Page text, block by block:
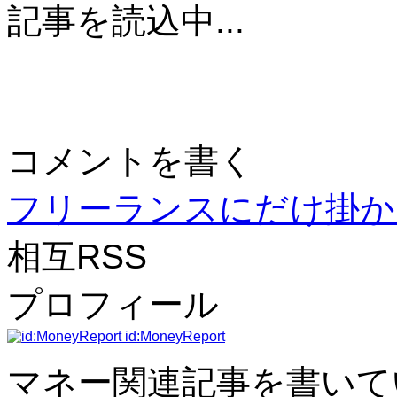
記事を読込中...
コメントを書く
フリーランスにだけ掛
相互RSS
プロフィール
id:MoneyReport
マネー関連記事を書い